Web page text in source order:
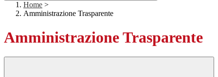
Home >
Amministrazione Trasparente
Amministrazione Trasparente